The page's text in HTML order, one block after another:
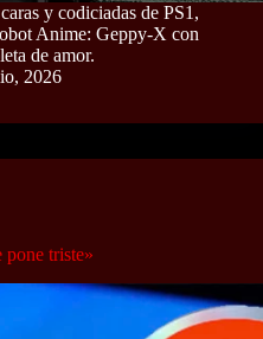
y codiciadas de PS1,
Anime: Geppy-X con
de amor.
2026
triste»